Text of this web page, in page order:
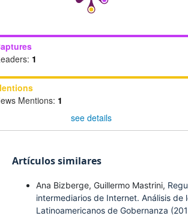
1
Mentions: 1
see details
Artículos similares
Ana Bizberge, Guillermo Mastrini,
intermediarios de Internet. Análisis de
Latinoamericanos de Gobernanza